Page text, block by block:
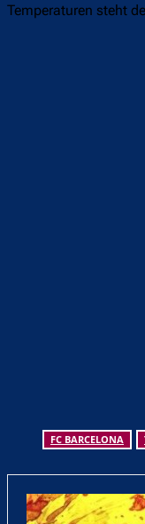
Temperaturen steht
FC BARCELONA